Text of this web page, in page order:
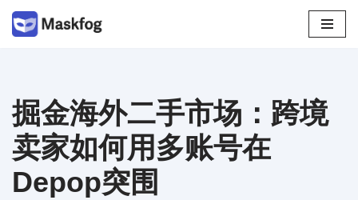
文
掘金海外二手市场：跨境
卖家如何用多账号在
Depop突围